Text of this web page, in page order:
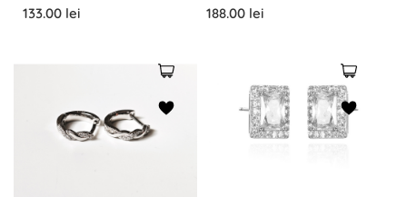
133.00 lei 188.00 lei